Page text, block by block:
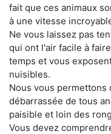
fait que ces animaux
à une vitesse
Ne vous laissez pas
qui ont l'air facile à
temps et vous
nuisibles.
Nous vous
débarrassée de tous
paisible et loin des
Vous devez